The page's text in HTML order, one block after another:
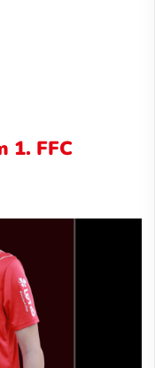
1. FFC